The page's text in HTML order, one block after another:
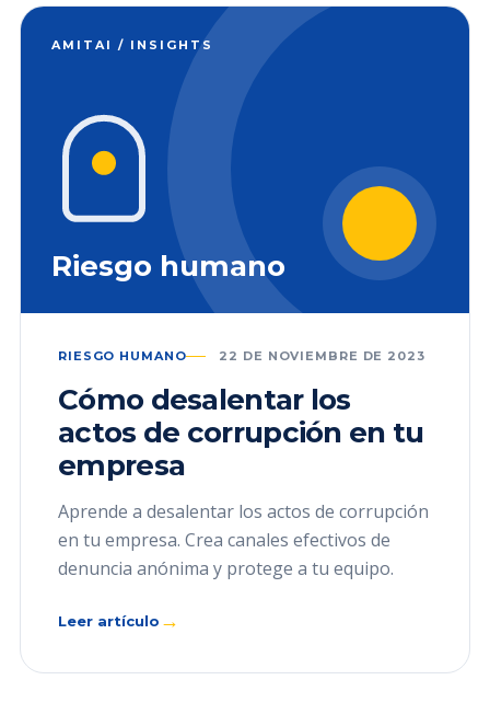
AMITAI / INSIGHTS
Riesgo humano
RIESGO HUMANO 22 DE NOVIEMBRE DE 2023
Cómo desalentar los
actos de corrupción en tu
empresa
Aprende a desalentar los actos de corrupción
en tu empresa. Crea canales efectivos de
denuncia anónima y protege a tu equipo.
Leer artículo →